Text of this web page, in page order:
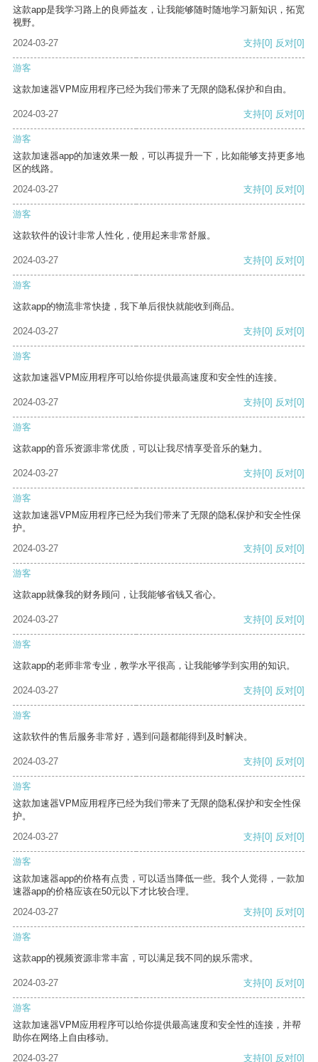
这款app是我学习路上的良师益友，让我能够随时随地学习新知识，拓宽
视野。
2024-03-27
支持[0] 反对[0]
游客
这款加速器VPM应用程序已经为我们带来了无限的隐私保护和自由。
2024-03-27 支持[0] 反对[0]
游客
这款加速器app的加速效果一般，可以再提升一下，比如能够支持更多地
区的线路。
2024-03-27
支持[0] 反对[0]
游客
这款软件的设计非常人性化，使用起来非常舒服。
2024-03-27 支持[0] 反对[0]
游客
这款app的物流非常快捷，我下单后很快就能收到商品。
2024-03-27 支持[0] 反对[0]
游客
这款加速器VPM应用程序可以给你提供最高速度和安全性的连接。
2024-03-27 支持[0] 反对[0]
游客
这款app的音乐资源非常优质，可以让我尽情享受音乐的魅力。
2024-03-27 支持[0] 反对[0]
游客
这款加速器VPM应用程序已经为我们带来了无限的隐私保护和安全性保
护。
2024-03-27
支持[0] 反对[0]
游客
这款app就像我的财务顾问，让我能够省钱又省心。
2024-03-27 支持[0] 反对[0]
游客
这款app的老师非常专业，教学水平很高，让我能够学到实用的知识。
2024-03-27 支持[0] 反对[0]
游客
这款软件的售后服务非常好，遇到问题都能得到及时解决。
2024-03-27 支持[0] 反对[0]
游客
这款加速器VPM应用程序已经为我们带来了无限的隐私保护和安全性保
护。
2024-03-27
支持[0] 反对[0]
游客
这款加速器app的价格有点贵，可以适当降低一些。我个人觉得，一款加
速器app的价格应该在50元以下才比较合理。
2024-03-27
支持[0] 反对[0]
游客
这款app的视频资源非常丰富，可以满足我不同的娱乐需求。
2024-03-27 支持[0] 反对[0]
游客
这款加速器VPM应用程序可以给你提供最高速度和安全性的连接，并帮
助你在网络上自由移动。
2024-03-27
支持[0] 反对[0]